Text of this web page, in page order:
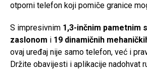
otporni telefon koji pomiče granice
S impresivnim 1,3-inčnim pametnim
zaslonom i 19 dinamičnih
ovaj uređaj nije samo telefon, već i
Držite obavijesti i aplikacije nadohvat